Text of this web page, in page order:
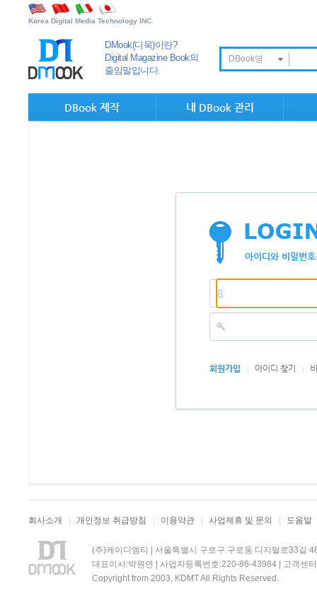
Korea Digital Media Technology INC.
DMook(디묵)이란?
Digital Magazine Book의
줄임말입니다.
DBook명
DBook 제작 내 DBook 관리
아이디와 비밀번
회원가입 아이디 찾기
회사소개 개인정보 취급방침 이용약관 사업제휴 및 문의 도움말
(주)케이디엠티 | 서울특별시 구로구 구로동 디지털로33길
대표이사:박원연 | 사업자등록번호:220-86-43984 | 고객센
Copyright from 2003, KDMT All Rights Reserved.